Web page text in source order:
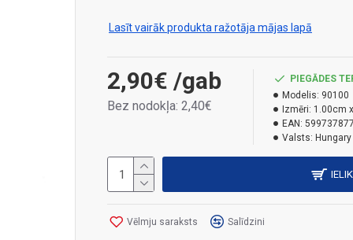
Galvenās funkcijas:
Augsta pievilcība:
granulas ir
patēriņu.
Ērti lietojams:
granulas ir gatavas
Lietojiet biocīdu droši. Pirms lietošanas
H373 – Var izraisīt orgānu (asins)
Lasīt vairāk produkta ražotāja mājas lapā
2,90€ /gab
Bez nodokļa: 2,40€
PIEGĀDES
Modelis: 90100
Izmēri: 1.00cm
EAN:
Valsts: Hungary
Vēlmju saraksts Salīdzini